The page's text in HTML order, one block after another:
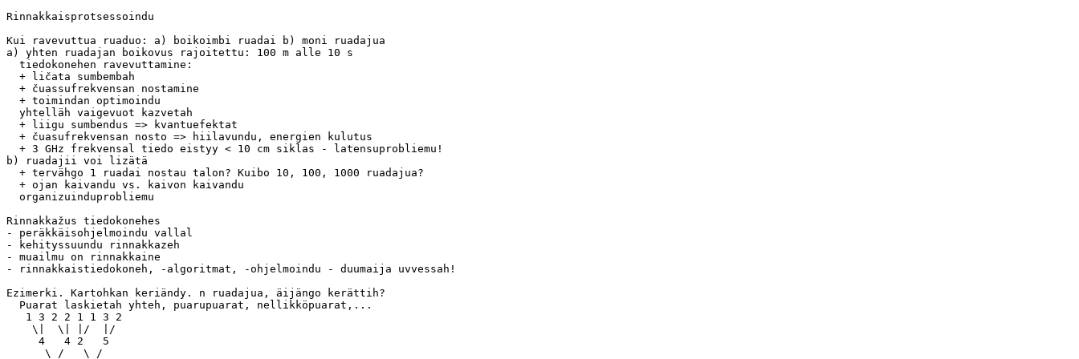
Rinnakkaisprotsessoindu
Kui ravevuttua ruaduo: a) boikoimbi ruadai b) moni ruadajua
a) yhten ruadajan boikovus rajoitettu: 100 m alle 10 s
  tiedokonehen ravevuttamine:
  + ličata sumbembah
  + čuassufrekvensan nostamine
  + toimindan optimoindu
  yhtelläh vaigevuot kazvetah
  + liigu sumbendus => kvantuefektat
  + čuasufrekvensan nosto => hiilavundu, energien kulutus
  + 3 GHz frekvensal tiedo eistyy < 10 cm siklas - latensuprobliemu!
b) ruadajii voi lizätä
  + tervähgo 1 ruadai nostau talon? Kuibo 10, 100, 1000 ruadajua?
  + ojan kaivandu vs. kaivon kaivandu
  organizuinduprobliemu
Rinnakkažus tiedokonehes
- peräkkäisohjelmoindu vallal
- kehityssuundu rinnakkazeh
- muailmu on rinnakkaine
- rinnakkaistiedokoneh, -algoritmat, -ohjelmoindu - duumaija uvvessah!
Ezimerki. Kartohkan keriändy. n ruadajua, äijängo kerättih?
  Puarat laskietah yhteh, puarupuarat, nellikköpuarat,...
   1 3 2 2 1 1 3 2
    \|  \| |/  |/
     4   4 2   5
      \ /   \ /